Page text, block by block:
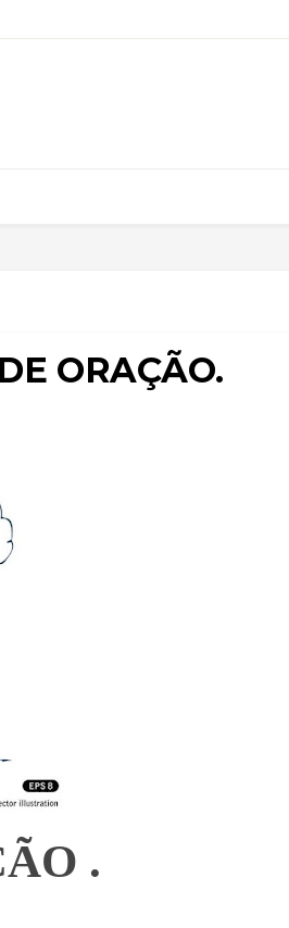
ORAÇÃO.
.